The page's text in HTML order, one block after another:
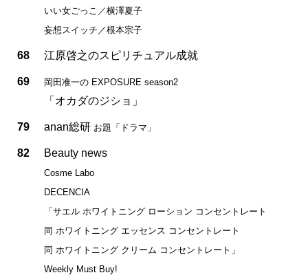
いい女ごっこ／横澤夏子
妄想スイッチ／根本宗子
68 江原啓之のスピリチュアル成就
69 岡田准一の EXPOSURE season2
「オカダのジショ」
79 anan総研 お題「ドラマ」
82 Beauty news
Cosme Labo
DECENCIA
「サエル ホワイトニング ローション コンセントレート
同 ホワイトニング エッセンス コンセントレート
同 ホワイトニング クリーム コンセントレート」
Weekly Must Buy!